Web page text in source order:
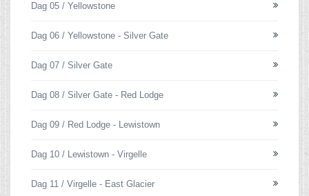
Dag 05 / Yellowstone
Dag 06 / Yellowstone - Silver Gate
Dag 07 / Silver Gate
Dag 08 / Silver Gate - Red Lodge
Dag 09 / Red Lodge - Lewistown
Dag 10 / Lewistown - Virgelle
Dag 11 / Virgelle - East Glacier